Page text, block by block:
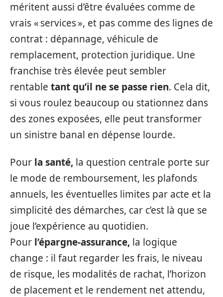
méritent aussi d’être évaluées comme de
vrais « services », et pas comme des lignes de
contrat : dépannage, véhicule de
remplacement, protection juridique. Une
franchise très élevée peut sembler
rentable tant qu’il ne se passe rien. Cela dit,
si vous roulez beaucoup ou stationnez dans
des zones exposées, elle peut transformer
un sinistre banal en dépense lourde.
Pour la santé, la question centrale porte sur
le mode de remboursement, les plafonds
annuels, les éventuelles limites par acte et la
simplicité des démarches, car c’est là que se
joue l’expérience au quotidien.
Pour l’épargne-assurance, la logique
change : il faut regarder les frais, le niveau
de risque, les modalités de rachat, l’horizon
de placement et le rendement net attendu,